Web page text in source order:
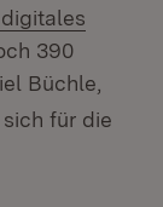
Extern:
digitales
390
Büchle,
für die